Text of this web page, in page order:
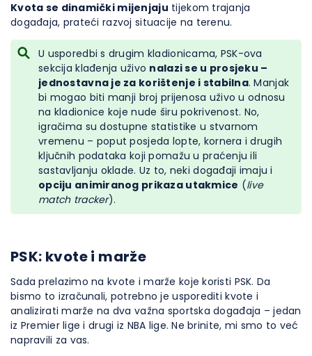
Kvota se dinamički mijenjaju tijekom trajanja
događaja, prateći razvoj situacije na terenu.
U usporedbi s drugim kladionicama, PSK-ova
sekcija klađenja uživo nalazi se u prosjeku –
jednostavna je za korištenje i stabilna. Manjak
bi mogao biti manji broj prijenosa uživo u odnosu
na kladionice koje nude širu pokrivenost. No,
igračima su dostupne statistike u stvarnom
vremenu – poput posjeda lopte, kornera i drugih
ključnih podataka koji pomažu u praćenju ili
sastavljanju oklade. Uz to, neki događaji imaju i
opciju animiranog prikaza utakmice (live
match tracker).
PSK: kvote i marže
Sada prelazimo na kvote i marže koje koristi PSK. Da
bismo to izračunali, potrebno je usporediti kvote i
analizirati marže na dva važna sportska događaja – jedan
iz Premier lige i drugi iz NBA lige. Ne brinite, mi smo to već
napravili za vas.